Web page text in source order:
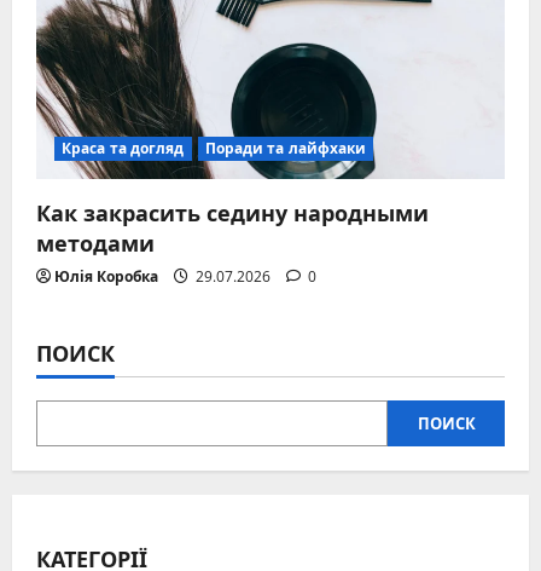
Краса та догляд Поради та лайфхаки
Как закрасить седину народными
методами
Юлія Коробка 29.07.2026 0
ПОИСК
ПОИСК
КАТЕГОРІЇ